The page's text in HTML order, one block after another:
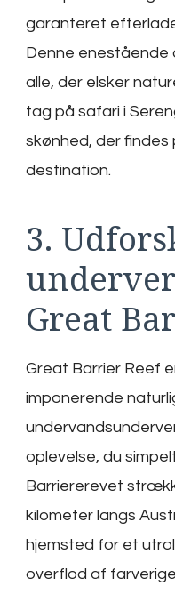
garanteret
Denne enestående
alle, der elsker
tag på safari i
skønhed, der
destination.
3.
Great
Great Barrier Reef
imponerende
oplevelse, du
Barriererevet
kilometer langs
hjemsted for et
overflod af